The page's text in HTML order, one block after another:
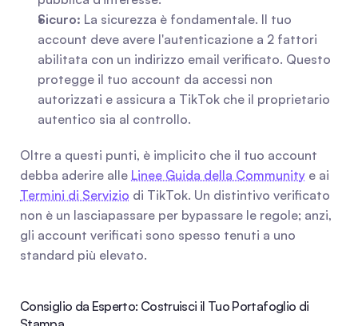
Sicuro: La sicurezza è fondamentale. Il tuo
account deve avere l'autenticazione a 2 fattori
abilitata con un indirizzo email verificato. Questo
protegge il tuo account da accessi non
autorizzati e assicura a TikTok che il proprietario
autentico sia al controllo.
Oltre a questi punti, è implicito che il tuo account
debba aderire alle Linee Guida della Community
Termini di Servizio di TikTok. Un distintivo verificato
non è un lasciapassare per bypassare le regole; anzi,
gli account verificati sono spesso tenuti a uno
standard più elevato.
Consiglio da Esperto: Costruisci il Tuo Portafoglio di